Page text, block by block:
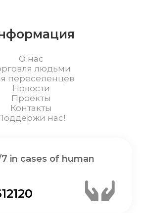
О нас
людьми
переселенцев
Новости
Проекты
Контакты
нас!
in cases of human